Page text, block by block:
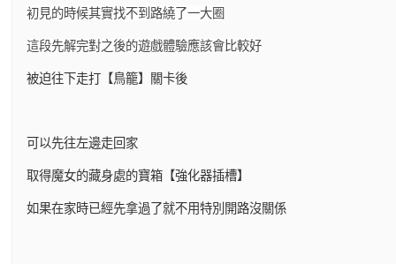
初見的時候其實找不到路繞了一大圈
這段先解完對之後的遊戲體驗應該會比較好
被迫往下走打【鳥籠】關卡後
可以先往左邊走回家
取得魔女的藏身處的寶箱【強化器插槽】
如果在家時已經先拿過了就不用特別開路沒關係